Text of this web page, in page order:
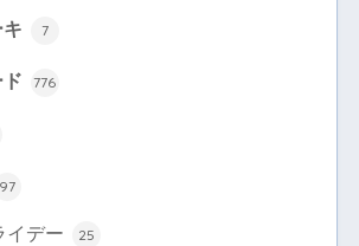
7
776
97
イデー 25